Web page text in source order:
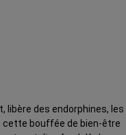
libère des endorphines, les
cette bouffée de bien-être